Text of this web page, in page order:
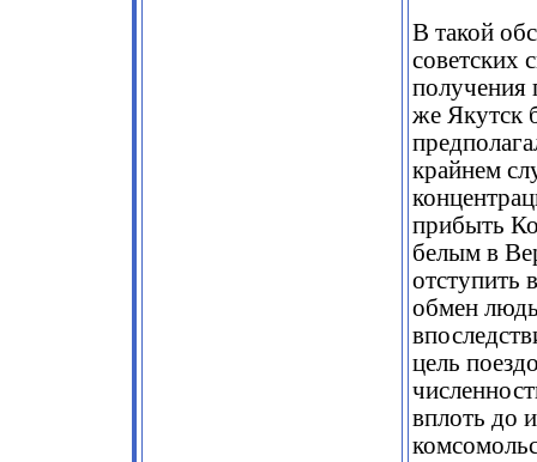
В такой
советских
получения
же Якутск
крайнем
прибыть
белым в
отступить
обмен
цель
вплоть до